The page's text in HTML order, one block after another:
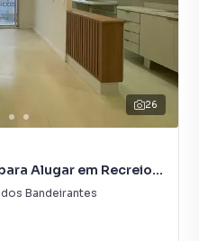
26
Alugar em Recreio
Bandeirantes